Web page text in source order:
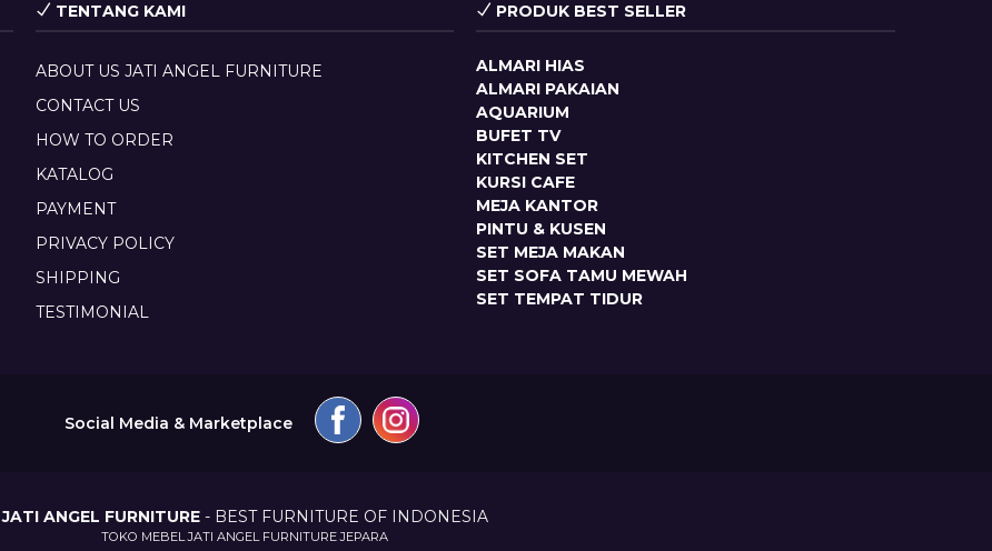
TENTANG KAMI
ABOUT US JATI ANGEL FURNITURE
CONTACT US
HOW TO ORDER
KATALOG
PAYMENT
PRIVACY POLICY
SHIPPING
TESTIMONIAL
PRODUK BEST SELLER
ALMARI HIAS
ALMARI PAKAIAN
AQUARIUM
BUFET TV
KITCHEN SET
KURSI CAFE
MEJA KANTOR
PINTU & KUSEN
SET MEJA MAKAN
SET SOFA TAMU MEWAH
SET TEMPAT TIDUR
Social Media & Marketplace
JATI ANGEL FURNITURE- BEST FURNITURE OF INDONESIA
TOKO MEBEL JATI ANGEL FURNITURE JEPARA